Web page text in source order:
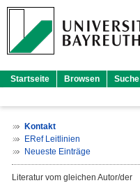
Startseite Browsen Suche
Kontakt
ERef Leitlinien
Neueste Einträge
Literatur vom gleichen Autor/der